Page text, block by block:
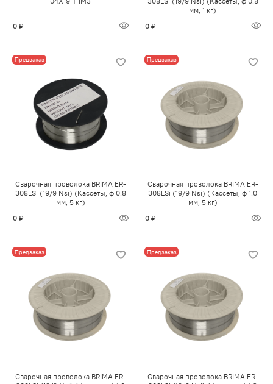
0 ₽
мм, 1 кг)
0 ₽
Предзаказ
Сварочная проволока BRIMA ER-
308LSi (19/9 Nsi) (Кассеты, ф 0.8
мм, 5 кг)
0 ₽
Предзаказ
Сварочная проволока BRIMA ER-
308LSi (19/9 Nsi) (Кассеты, ф 1.0
мм, 5 кг)
0 ₽
Предзаказ
Сварочная проволока BRIMA ER-
Предзаказ
Сварочная проволока BRIMA ER-